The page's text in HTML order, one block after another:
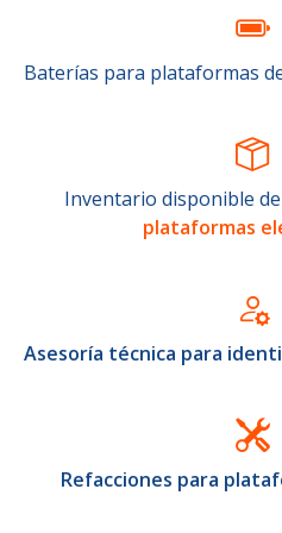
Baterías para plataformas
Inventario disponible de
plataformas
Asesoría técnica para
Refacciones para